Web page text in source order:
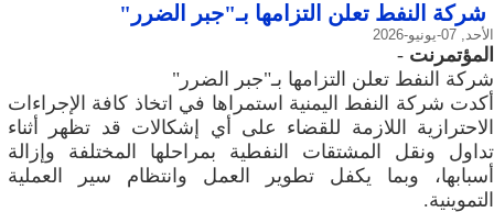
شركة النفط تعلن التزامها بـ"جبر الضرر"
الأحد, 07-يونيو-2026
المؤتمرنت -
شركة النفط تعلن التزامها بـ"جبر الضرر"
أكدت شركة النفط اليمنية استمراها في اتخاذ كافة الإجراءات
الاحترازية اللازمة للقضاء على أي إشكالات قد تظهر أثناء
تداول ونقل المشتقات النفطية بمراحلها المختلفة وإزالة
أسبابها، وبما يكفل تطوير العمل وانتظام سير العملية
التموينية.